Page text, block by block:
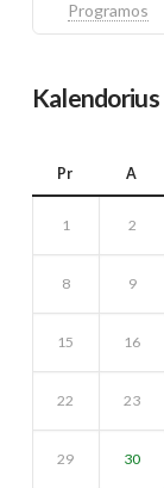
Programos
Kalendorius
Pr A
1 2
8 9
15 16
22 23
29 30